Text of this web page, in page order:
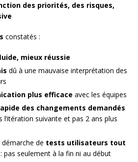
des priorités, des risques,
constatés :
mieux réussie
dû à une mauvaise interprétation des
plus efficace avec les équipes
des changements demandés
l’itération suivante et pas 2 ans plus
démarche de tests utilisateurs tout
: pas seulement à la fin ni au début